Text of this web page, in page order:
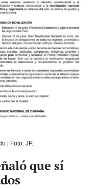
| Foto: JP.
que sí